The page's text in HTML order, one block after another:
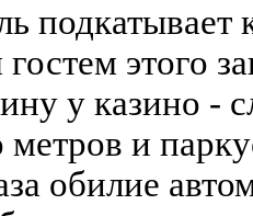
этого
у казино -
и
обилие